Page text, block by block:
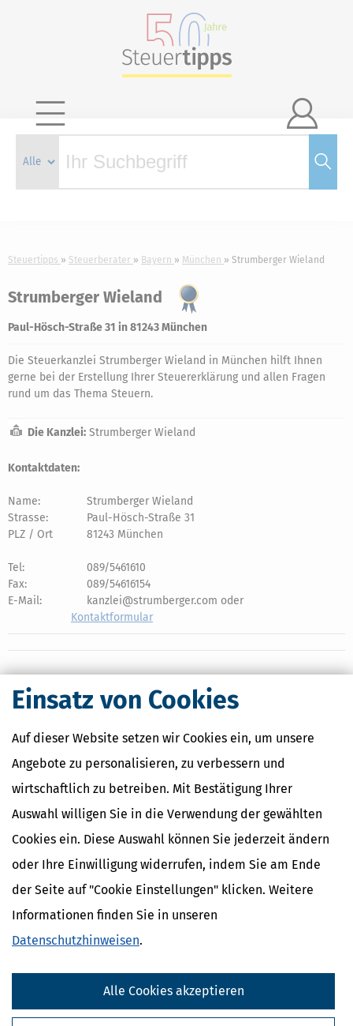
Einsatz von Cookies
Auf dieser Website setzen wir Cookies ein, um unsere
Angebote zu personalisieren, zu verbessern und
wirtschaftlich zu betreiben. Mit Bestätigung Ihrer
Auswahl willigen Sie in die Verwendung der gewählten
Cookies ein. Diese Auswahl können Sie jederzeit ändern
oder Ihre Einwilligung widerrufen, indem Sie am Ende
der Seite auf "Cookie Einstellungen" klicken. Weitere
Informationen finden Sie in unseren
Datenschutzhinweisen.
Alle Cookies akzeptieren

Steuertipps Steuerberater Bayern München Strumberger Wieland
Strumberger Wieland
Paul-Hösch-Straße 31 in 81243 München
Die Steuerkanzlei Strumberger Wieland in München hilft Ihnen
gerne bei der Erstellung Ihrer Steuererklärung und allen Fragen
rund um das Thema Steuern.
Die Kanzlei: Strumberger Wieland
Kontaktdaten:
Name:
Strumberger Wieland
Strasse:
Paul-Hösch-Straße 31
PLZ / Ort
81243 München
Tel:
089/5461610
Fax:
089/54616154
E-Mail:
kanzlei@strumberger.com oder
Kontaktformular